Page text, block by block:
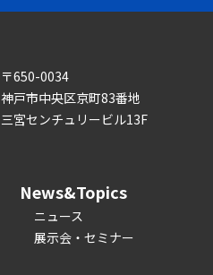
〒650-0034
神戸市中央区京町83番地
三宮センチュリービル13F
News&Topics
ニュース
展示会・セミナー